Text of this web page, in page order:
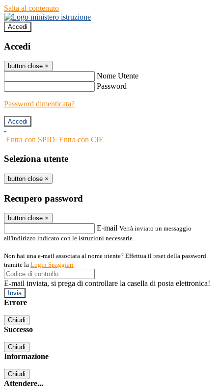
Salta al contenuto
Accedi
Accedi
button close ×
Nome Utente
Password
Password dimenticata?
-
Entra con SPID Entra con CIE
Seleziona utente
button close ×
Recupero password
button close ×
E-mail Verrà inviato un messaggio
all'indirizzo indicato con le istruzioni necessarie.
Non hai una e-mail associata al nome utente? Effettua il reset della password
tramite la Login Spaggiari
E-mail inviata, si prega di controllare la casella di posta elettronica!
Errore
Chiudi
Successo
Chiudi
Informazione
Chiudi
Attendere...